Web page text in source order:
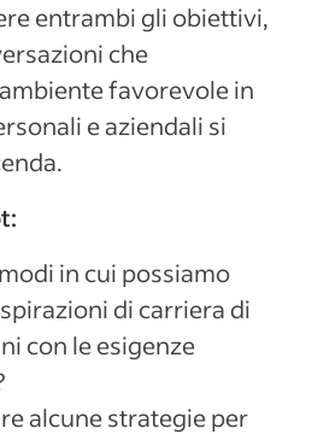
entrambi gli obiettivi,
che
favorevole in
e aziendali si
in cui possiamo
di carriera di
con le esigenze
alcune strategie per